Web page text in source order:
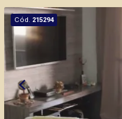
imóveis prontos,
nos principais
de Ribeirão Preto.
Cód. 215294